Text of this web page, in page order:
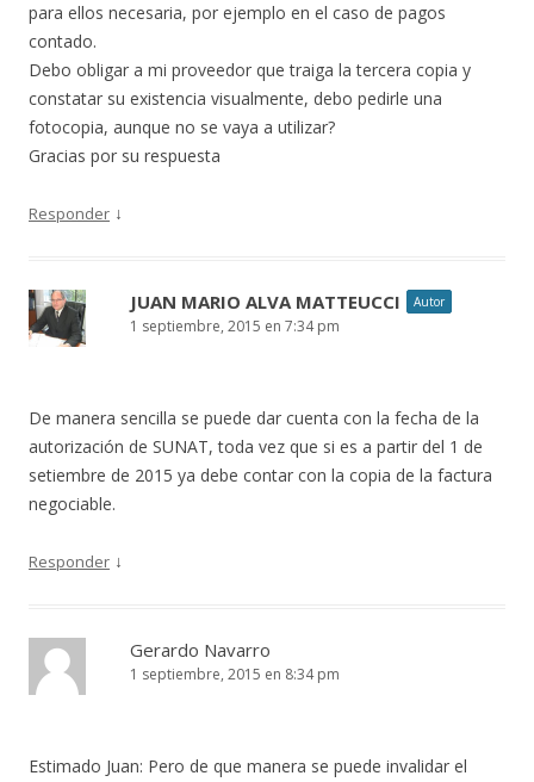
para ellos necesaria, por ejemplo en el caso de pagos
contado.
Debo obligar a mi proveedor que traiga la tercera copia y
constatar su existencia visualmente, debo pedirle una
fotocopia, aunque no se vaya a utilizar?
Gracias por su respuesta
Responder ↓
JUAN MARIO ALVA MATTEUCCI Autor
1 septiembre, 2015 en 7:34 pm
De manera sencilla se puede dar cuenta con la fecha de la
autorización de SUNAT, toda vez que si es a partir del 1 de
setiembre de 2015 ya debe contar con la copia de la factura
negociable.
Responder ↓
Gerardo Navarro
1 septiembre, 2015 en 8:34 pm
Estimado Juan: Pero de que manera se puede invalidar el